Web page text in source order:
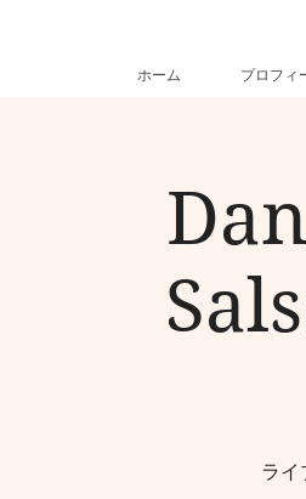
ホーム プロフィ
ライ